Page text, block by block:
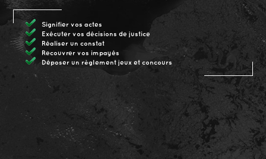
Signifier vos actes
Exécuter vos décisions de justice
Réaliser un constat
Recouvrer vos impayés
Déposer un règlement jeux et concours